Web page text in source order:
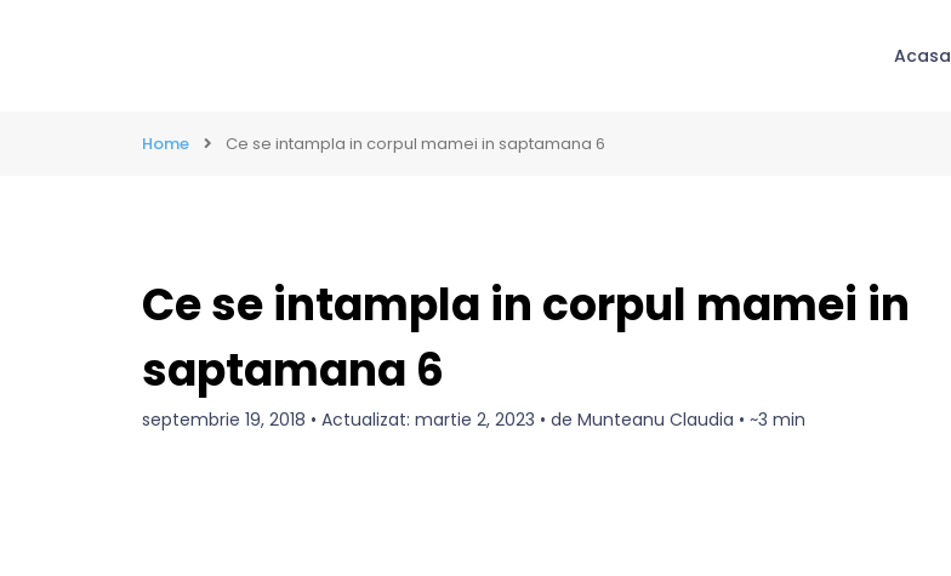
Acasa
Home Ce se intampla in corpul mamei in saptamana 6
Ce se intampla in corpul mamei in
saptamana 6
septembrie 19, 2018 • Actualizat: martie 2, 2023 • de Munteanu Claudia • ~3 min